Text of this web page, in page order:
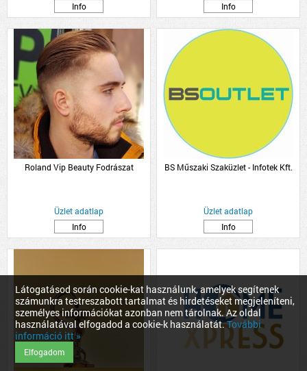
Látogatásod során cookie-kat használunk, amelyek segítenek
számunkra testreszabott tartalmat és hirdetéseket megjeleníteni,
személyes információkat azonban nem tárolnak. Az oldal
használatával elfogadod a cookie-k használatát.További
információ itt »
Elfogadom
Info
Info
Roland Vip Beauty Fodrászat
Üzlet adatlap
Info
BS Műszaki Szaküzlet - Infotek Kft.
Üzlet adatlap
Info